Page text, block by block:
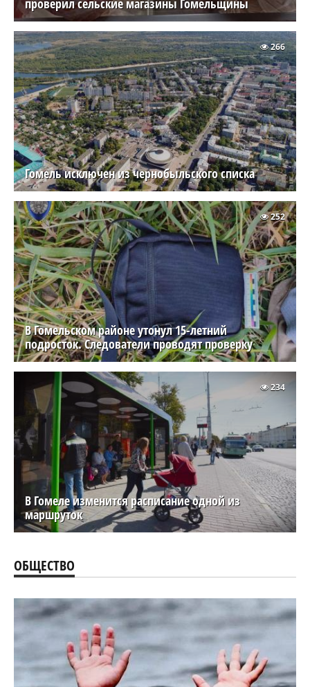
Гомель исключен из чернобыльского списка
266
В Гомельском районе утонул 15-летний
подросток. Следователи проводят проверку
252
В Гомеле изменится расписание одной из
маршруток
234
ОБЩЕСТВО